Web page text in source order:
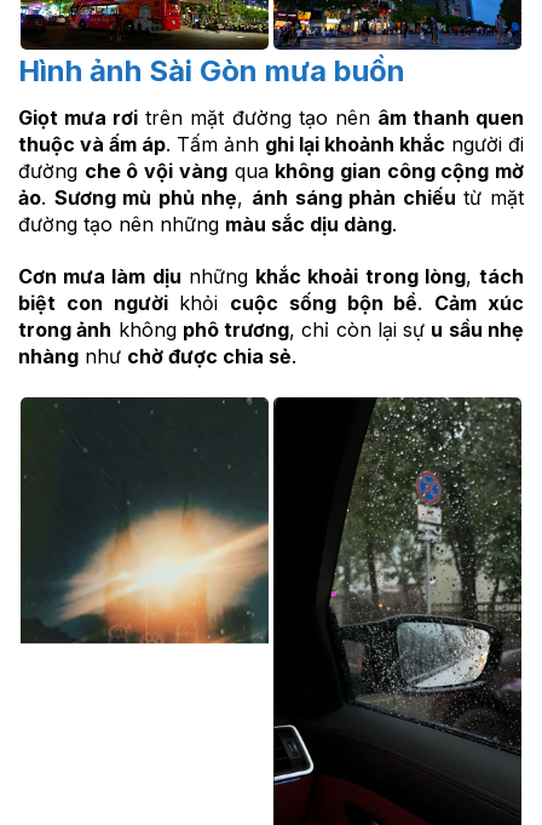
Hình ảnh Sài Gòn mưa buồn
Giọt mưa rơi trên mặt đường tạo nên âm thanh quen
thuộc và ấm áp. Tấm ảnh ghi lại khoảnh khắc người đi
đường che ô vội vàngqua không gian công cộng mờ
ảo. Sương mù phủ nhẹ, ánh sáng phản chiếu từ mặt
đường tạo nên những màu sắc dịu dàng.
Cơn mưa làm dịu những khắc khoải trong lòng,tách
biệt con ngườikhỏi cuộc sống bộn bề. Cảm xúc
trong ảnh không phô trương, chỉ còn lại sự u sầu nhẹ
nhàng như chờ được chia sẻ.